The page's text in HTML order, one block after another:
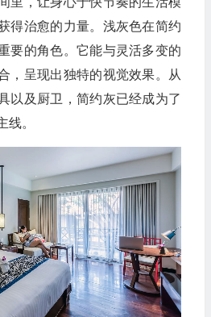
得治愈的力量。浅灰色在简约
要的角色。它能与灵活多变的
，呈现出独特的视觉效果。从
以及厨卫，简约灰已经成为了
。